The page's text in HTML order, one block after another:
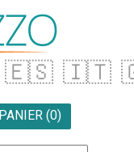
🇪🇸 🇮🇹
PANIER (0)